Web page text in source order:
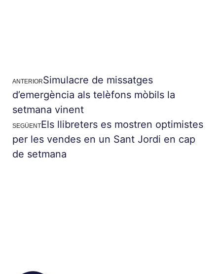
ANTERIORSimulacre de missatges
d’emergència als telèfons mòbils la
setmana vinent
SEGÜENTEls llibreters es mostren optimistes
per les vendes en un Sant Jordi en cap
de setmana